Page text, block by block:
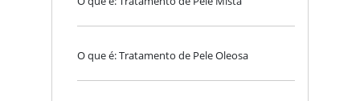
O que é: Tratamento de Pele Oleosa